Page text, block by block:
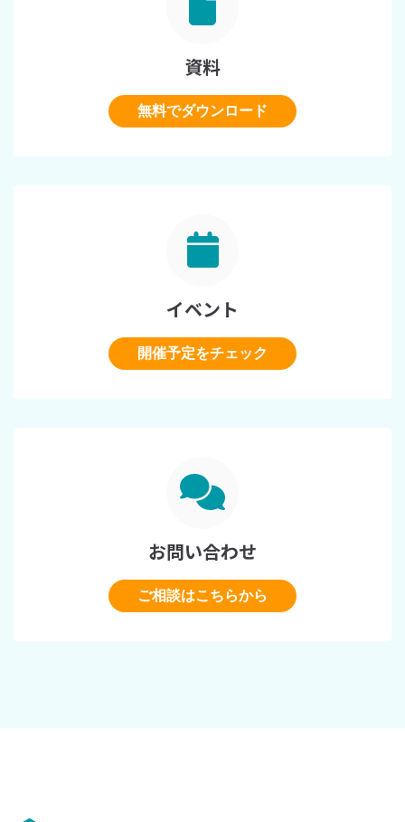
資料
無料でダウンロード
イベント
開催予定をチェック
お問い合わせ
ご相談はこちらから